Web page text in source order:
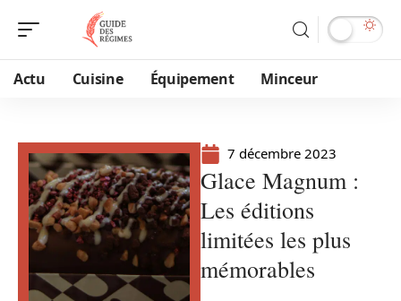
Actu Cuisine Équipement Minceur
7 décembre 2023
Glace Magnum :
Les éditions
limitées les plus
mémorables